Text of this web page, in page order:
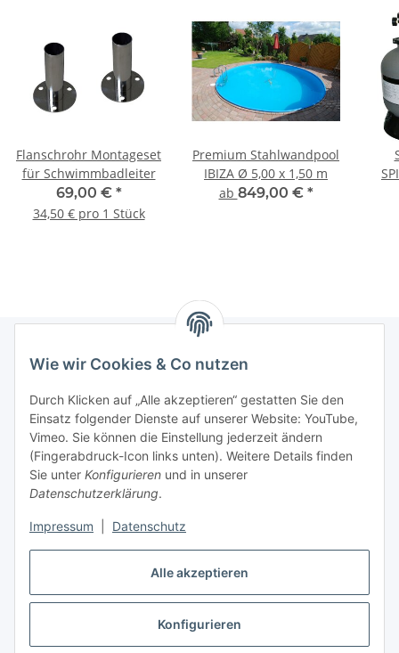
Alle akzeptieren
Konfigurieren
Wie wir Cookies & Co nutzen
Durch Klicken auf „Alle akzeptieren“ gestatten Sie den
Einsatz folgender Dienste auf unserer Website: YouTube,
Vimeo. Sie können die Einstellung jederzeit ändern
(Fingerabdruck-Icon links unten). Weitere Details finden
Sie unter Konfigurieren und in unserer
Datenschutzerklärung.
Impressum Datenschutz
Flanschrohr Montageset
für Schwimmbadleiter
69,00 € *
34,50 € pro 1 Stück
Premium Stahlwandpool
IBIZA Ø 5,00 x 1,50 m
ab 849,00 € *
Gesetzliche Informationen
Starke Marken
Vertrag widerrufen